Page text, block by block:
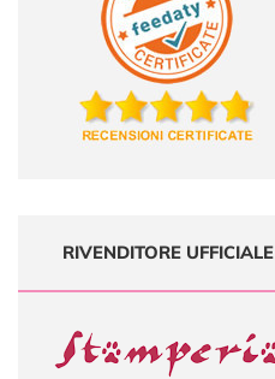
RIVENDITORE UFFICIALE